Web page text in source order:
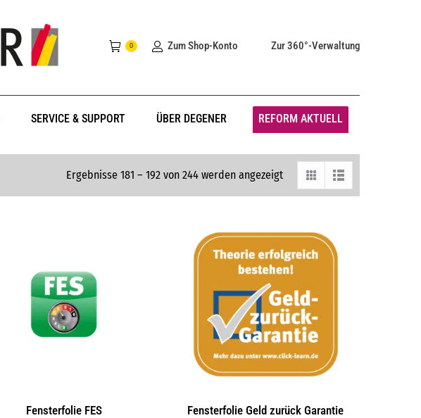
0 Zum Shop-Konto Zur 360°-Verwaltung
SERVICE & SUPPORT ÜBER DEGENER REFORM AKTUELL
Ergebnisse 181 – 192 von 244 werden angezeigt
Fensterfolie FES Fensterfolie Geld zurück Garantie